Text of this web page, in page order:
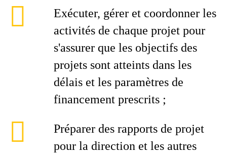
Exécuter, gérer et coordonner les
activités de chaque projet pour
s'assurer que les objectifs des
projets sont atteints dans les
délais et les paramètres de
financement prescrits ;
Préparer des rapports de projet
pour la direction et les autres